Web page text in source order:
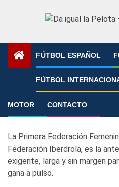
FÚTBOL ESPAÑOL
FÚTBOL
MOTOR CONTACTO
»
Primera
Iberdrola
La Primera Federación
Federación Iberdrola, es la
exigente, larga y sin margen
gana a pulso.